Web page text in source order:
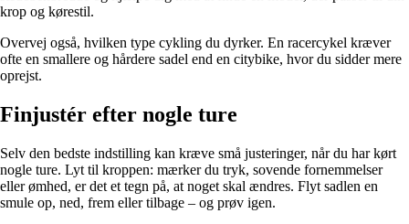
krop og kørestil.
Overvej også, hvilken type cykling du dyrker. En racercykel kræver
ofte en smallere og hårdere sadel end en citybike, hvor du sidder mere
oprejst.
Finjustér efter nogle ture
Selv den bedste indstilling kan kræve små justeringer, når du har kørt
nogle ture. Lyt til kroppen: mærker du tryk, sovende fornemmelser
eller ømhed, er det et tegn på, at noget skal ændres. Flyt sadlen en
smule op, ned, frem eller tilbage – og prøv igen.